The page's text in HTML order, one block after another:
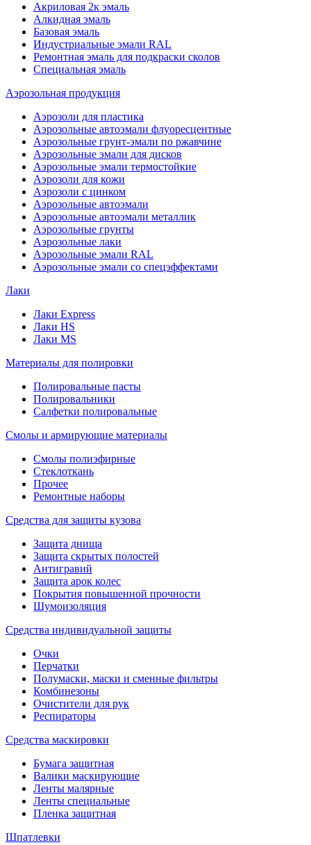
Акриловая 2к эмаль
Алкидная эмаль
Базовая эмаль
Индустриальные эмали RAL
Ремонтная эмаль для подкраски сколов
Специальная эмаль
Аэрозольная продукция
Аэрозоли для пластика
Аэрозольные автоэмали флуоресцентные
Аэрозольные грунт-эмали по ржавчине
Аэрозольные эмали для дисков
Аэрозольные эмали термостойкие
Аэрозоли для кожи
Аэрозоли с цинком
Аэрозольные автоэмали
Аэрозольные автоэмали металлик
Аэрозольные грунты
Аэрозольные лаки
Аэрозольные эмали RAL
Аэрозольные эмали со спецэффектами
Лаки
Лаки Express
Лаки HS
Лаки MS
Материалы для полировки
Полировальные пасты
Полировальники
Салфетки полировальные
Смолы и армирующие материалы
Смолы полиэфирные
Стеклоткань
Прочее
Ремонтные наборы
Средства для защиты кузова
Защита днища
Защита скрытых полостей
Антигравий
Защита арок колес
Покрытия повышенной прочности
Шумоизоляция
Средства индивидуальной защиты
Очки
Перчатки
Полумаски, маски и сменные фильтры
Комбинезоны
Очистители для рук
Респираторы
Средства маскировки
Бумага защитная
Валики маскирующие
Ленты малярные
Ленты специальные
Пленка защитная
Шпатлевки